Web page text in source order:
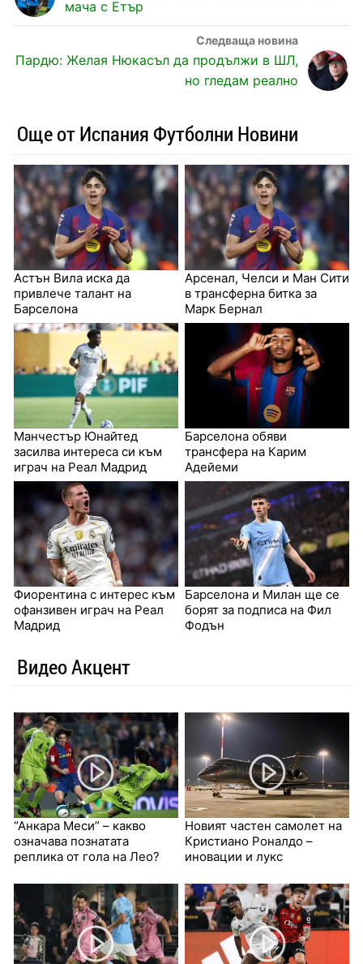
мача с Етър
Пардю: Желая Нюкасъл да продължи в ШЛ,
но гледам реално
Още от Испания Футболни Новини
Астън Вила иска да
привлече талант на
Барселона
Арсенал, Челси и Ман Сити
в трансферна битка за
Марк Бернал
Манчестър Юнайтед
засилва интереса си към
играч на Реал Мадрид
Барселона обяви
трансфера на Карим
Адейеми
Фиорентина с интерес към
офанзивен играч на Реал
Мадрид
Барселона и Милан ще се
борят за подписа на Фил
Фодън
Видео Акцент
“Анкара Меси” – какво
означава познатата
реплика от гола на Лео?
Новият частен самолет на
Кристиано Роналдо –
иновации и лукс